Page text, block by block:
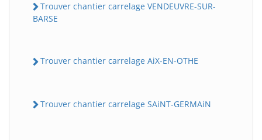
Trouver chantier carrelage VENDEUVRE-SUR-
BARSE
Trouver chantier carrelage AiX-EN-OTHE
Trouver chantier carrelage SAiNT-GERMAiN